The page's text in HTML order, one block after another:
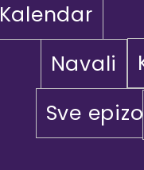
Kalendar
Navali
Sve